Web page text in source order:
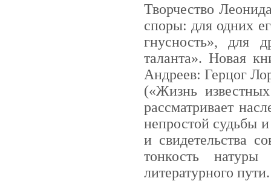
Творчество
споры: для одних
гнусность», для
таланта». Новая
Андреев: Герцог
(«Жизнь
рассматривает
непростой судьбы
и свидетельства
тонкость
литературного пути.